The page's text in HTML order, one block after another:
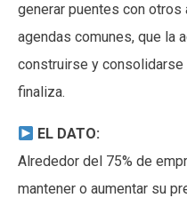
generar puentes con
agendas comunes, que la
construirse y consolidarse
finaliza.
EL DATO:
Alrededor del 75% de
mantener o aumentar su